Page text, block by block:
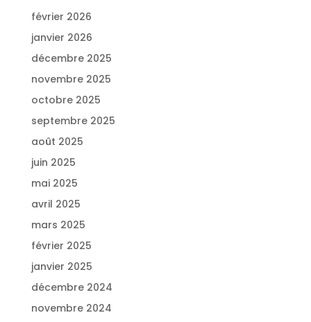
février 2026
janvier 2026
décembre 2025
novembre 2025
octobre 2025
septembre 2025
août 2025
juin 2025
mai 2025
avril 2025
mars 2025
février 2025
janvier 2025
décembre 2024
novembre 2024